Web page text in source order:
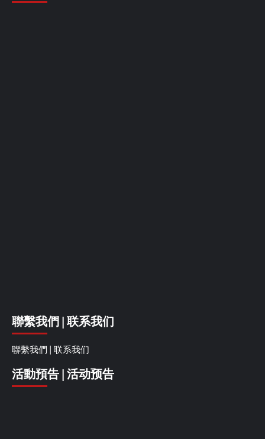
聯繫我們 | 联系我们
聯繫我們 | 联系我们
活動預告 | 活动预告